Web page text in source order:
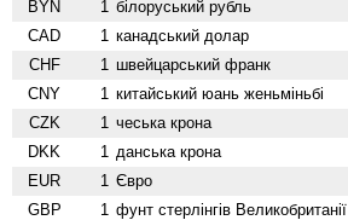
BYN 1 білоруський рубль
CAD 1 канадський долар
CHF 1 швейцарський франк
CNY 1 китайський юань женьмiньбi
CZK 1 чеська крона
DKK 1 данська крона
EUR 1 Євро
GBP 1 фунт стерлінгів Велико­британії